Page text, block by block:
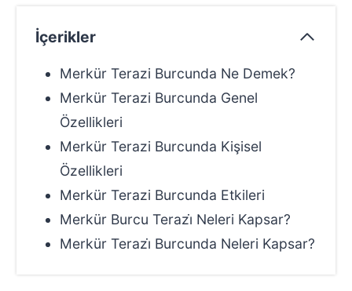
İçerikler
Merkür Terazi Burcunda Ne Demek?
Merkür Terazi Burcunda Genel
Özellikleri
Merkür Terazi Burcunda Kişisel
Özellikleri
Merkür Terazi Burcunda Etkileri
Merkür Burcu Terazi̇ Neleri Kapsar?
Merkür Terazi̇ Burcunda Neleri Kapsar?